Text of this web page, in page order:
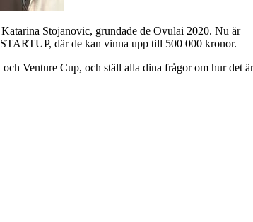
Stojanovic, grundade de Ovulai 2020. Nu är
där de kan vinna upp till 500 000 kronor.
Venture Cup, och ställ alla dina frågor om hur det är